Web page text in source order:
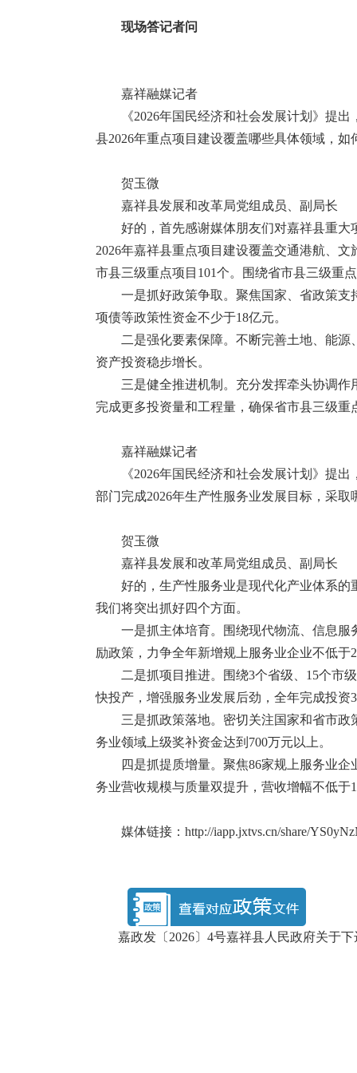
现场答记者问
嘉祥融媒记者
《2026年国民经济和社会发展计划》提
县2026年重点项目建设覆盖哪些具体领域，
贺玉微
嘉祥县发展和改革局党组成员、副局长
好的，首先感谢媒体朋友们对嘉祥县重
2026年嘉祥县重点项目建设覆盖交通港航、
市县三级重点项目101个。围绕省市县三级重
一是抓好政策争取。聚焦国家、省政策
项债等政策性资金不少于18亿元。
二是强化要素保障。不断完善土地、能
资产投资稳步增长。
三是健全推进机制。充分发挥牵头协调
完成更多投资量和工程量，确保省市县三级重
嘉祥融媒记者
《2026年国民经济和社会发展计划》提
部门完成2026年生产性服务业发展目标，采取
贺玉微
嘉祥县发展和改革局党组成员、副局长
好的，生产性服务业是现代化产业体系的
我们将突出抓好四个方面。
一是抓主体培育。围绕现代物流、信息服
励政策，力争全年新增规上服务业企业不低于
二是抓项目推进。围绕3个省级、15个市
快投产，增强服务业发展后劲，全年完成投资
三是抓政策落地。密切关注国家和省市
务业领域上级奖补资金达到700万元以上。
四是抓提质增量。聚焦86家规上服务业
务业营收规模与质量双提升，营收增幅不低于
媒体链接： http://iapp.jxtvs.cn/share/
嘉政发〔2026〕4号嘉祥县人民政府关于